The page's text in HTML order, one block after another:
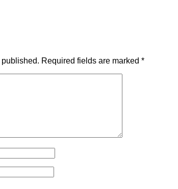
Required fields are marked *